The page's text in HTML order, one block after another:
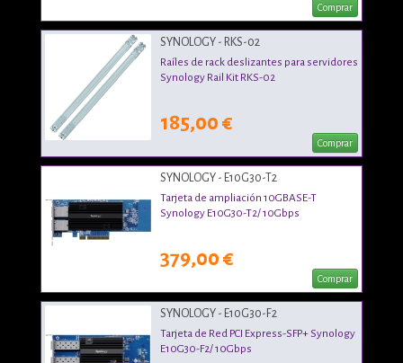
Comprar
SYNOLOGY - RKS-02
Raíles de rack deslizantes para servidores
Synology Rail Kit RKS-02
185,00 €
Comprar
SYNOLOGY - E10G30-T2
Tarjeta de ampliación 10GBASE-T
Synology E10G30-T2/ 10Gbps
379,00 €
Comprar
SYNOLOGY - E10G30-F2
Tarjeta de Red PCI Express-SFP+ Synology
E10G30-F2/ 10Gbps